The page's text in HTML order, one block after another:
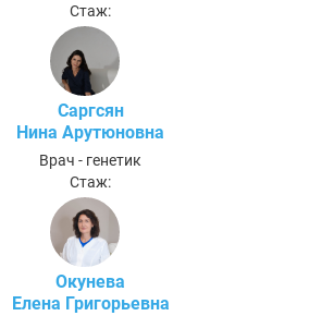
Стаж:
Саргсян
Нина Арутюновна
Врач - генетик
Стаж:
Окунева
Елена Григорьевна